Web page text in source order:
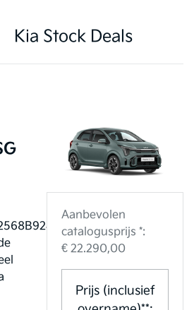
Kia Stock Deals
Aanbevolen
catalogusprijs *:
€ 22.290,00
Prijs (inclusief